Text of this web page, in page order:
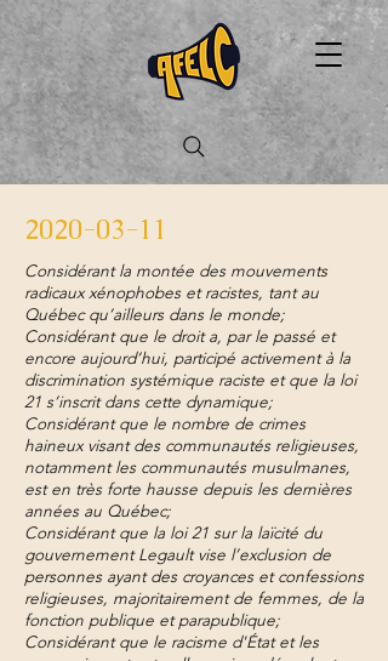
2020-03-11
Considérant la montée des mouvements
radicaux xénophobes et racistes, tant au
Québec qu’ailleurs dans le monde;
Considérant que le droit a, par le passé et
encore aujourd’hui, participé activement à la
discrimination systémique raciste et que la loi
21 s’inscrit dans cette dynamique;
Considérant que le nombre de crimes
haineux visant des communautés religieuses,
notamment les communautés musulmanes,
est en très forte hausse depuis les dernières
années au Québec;
Considérant que la loi 21 sur la laïcité du
gouvernement Legault vise l’exclusion de
personnes ayant des croyances et confessions
religieuses, majoritairement de femmes, de la
fonction publique et parapublique;
Considérant que le racisme d'État et les